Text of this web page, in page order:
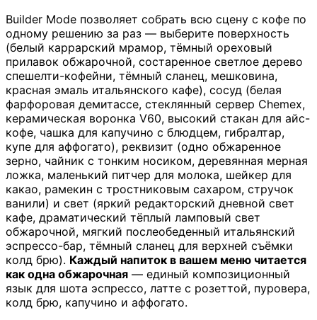
Builder Mode позволяет собрать всю сцену с кофе по
одному решению за раз — выберите поверхность
(белый каррарский мрамор, тёмный ореховый
прилавок обжарочной, состаренное светлое дерево
спешелти-кофейни, тёмный сланец, мешковина,
красная эмаль итальянского кафе), сосуд (белая
фарфоровая демитассе, стеклянный сервер Chemex,
керамическая воронка V60, высокий стакан для айс-
кофе, чашка для капучино с блюдцем, гибралтар,
купе для аффогато), реквизит (одно обжаренное
зерно, чайник с тонким носиком, деревянная мерная
ложка, маленький питчер для молока, шейкер для
какао, рамекин с тростниковым сахаром, стручок
ванили) и свет (яркий редакторский дневной свет
кафе, драматический тёплый ламповый свет
обжарочной, мягкий послеобеденный итальянский
эспрессо-бар, тёмный сланец для верхней съёмки
колд брю). Каждый напиток в вашем меню читается
как одна обжарочная — единый композиционный
язык для шота эспрессо, латте с розеттой, пуровера,
колд брю, капучино и аффогато.